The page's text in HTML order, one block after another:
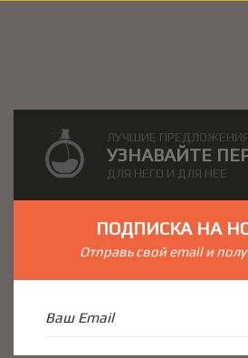
ЛУЧШИЕ ПРЕДЛОЖЕНИЯ
УЗНАВАЙТЕ
ДЛЯ НЕГО И ДЛЯ НЕЁ
ПОДПИСКА НА
Отправь свой email и